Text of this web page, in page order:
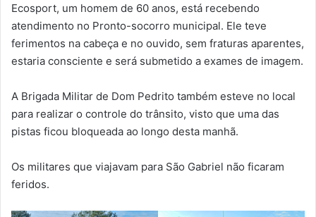
Ecosport, um homem de 60 anos, está recebendo
atendimento no Pronto-socorro municipal. Ele teve
ferimentos na cabeça e no ouvido, sem fraturas aparentes,
estaria consciente e será submetido a exames de imagem.
A Brigada Militar de Dom Pedrito também esteve no local
para realizar o controle do trânsito, visto que uma das
pistas ficou bloqueada ao longo desta manhã.
Os militares que viajavam para São Gabriel não ficaram
feridos.